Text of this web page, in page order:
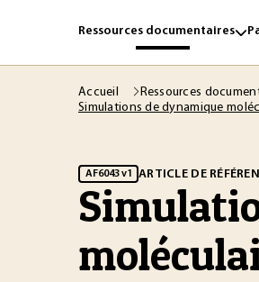
Ressources documentaires
Accueil Ressources
Simulations de dynamique
AF6043 v1 ARTICLE DE